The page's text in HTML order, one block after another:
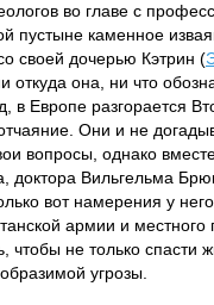
во главе с
пустыне каменное
своей дочерью Кэтрин (
откуда она, ни что
в Европе разгорается
Они и не
вопросы, однако
доктора Вильгельма
вот намерения у
армии и местного
чтобы не только спасти
угрозы.